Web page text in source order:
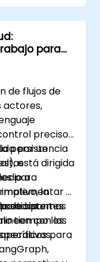
para
de flujos de
actores,
preciso
persistencia
para
la
de sistemas
con los
por un
está dirigida
a
implementar y
en
tiempo los
para